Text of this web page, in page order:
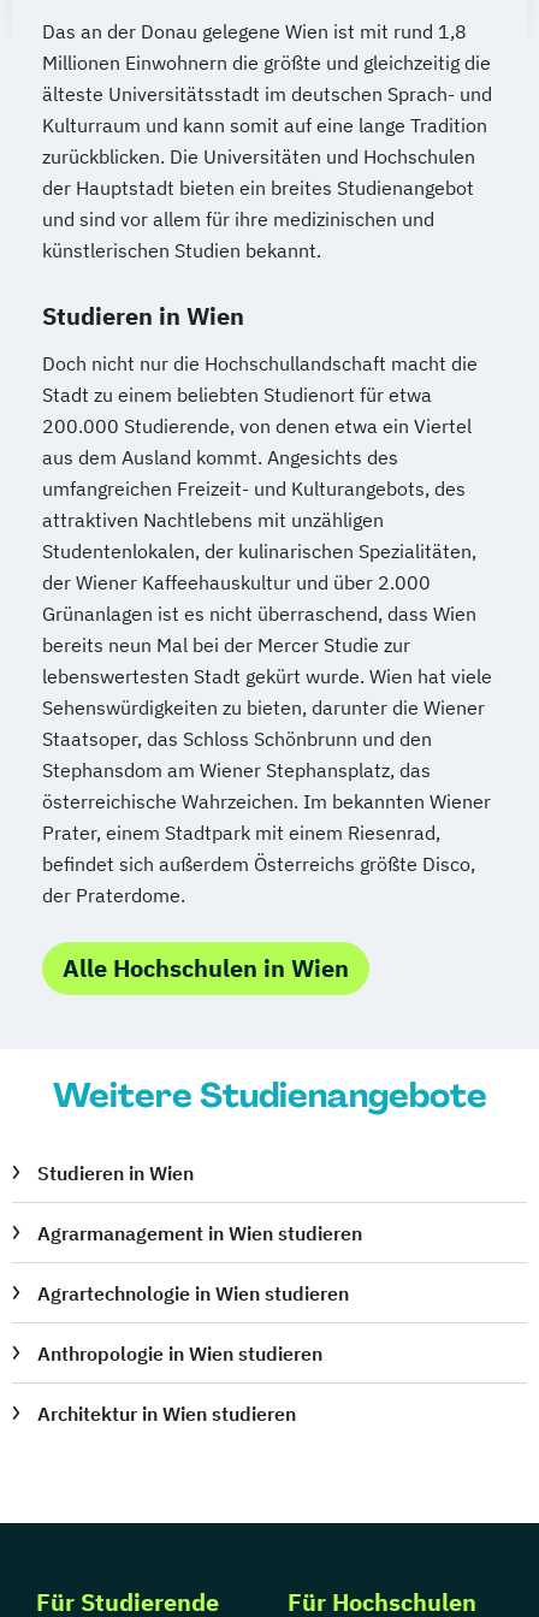
Internationale Entwicklung
Internationale Rechtswissenschaften
Islamisch-Theologische Studien
Italienisch (Lehramt)
Japanologie
Judaistik
Kartographie und Geoinformation
Katholische Religion (Lehramt)
Klassische Philologie Koreanologie
Südasien
Kultur- und Sozialanthropologie
Kunstgeschichte Latein (Lehramt)
Lebensmittelchemie Mathematik
Mathematik (Lehramt)
Medieninformatik
Meteorologie Meteorologie
Middle European interdisciplinary master's
programme in Cognitive Science
(MEi:CogSci)
Molekulare Biologie
Molekulare Mikrobiologie
Mikrobielle Ökologie und Immunbiologie
Musikwissenschaft
Naturschutz und
Pflegewissenschaft Pharmazie
Physik Physik (Lehramt)
Polnisch (Lehramt)
Psychologie und Philosophie (Lehramt)
Publizistik- und
Publizistik- und
Kommunikationswissenschaft
Raumforschung und Raumordnung
Rechtswissenschaften
Religionspädagogik
Russisch (Lehramt)
Skandinavistik
Slawistik
Slawistik
Das an der Donau gelegene Wien ist mit rund 1,8
Millionen Einwohnern die größte und gleichzeitig die
älteste Universitätsstadt im deutschen Sprach- und
Kulturraum und kann somit auf eine lange Tradition
zurückblicken. Die Universitäten und Hochschulen
der Hauptstadt bieten ein breites Studienangebot
und sind vor allem für ihre medizinischen und
künstlerischen Studien bekannt.
Studieren in Wien
Doch nicht nur die Hochschullandschaft macht die
Stadt zu einem beliebten Studienort für etwa
200.000 Studierende, von denen etwa ein Viertel
aus dem Ausland kommt. Angesichts des
umfangreichen Freizeit- und Kulturangebots, des
attraktiven Nachtlebens mit unzähligen
Studentenlokalen, der kulinarischen Spezialitäten,
der Wiener Kaffeehauskultur und über 2.000
Grünanlagen ist es nicht überraschend, dass Wien
bereits neun Mal bei der Mercer Studie zur
lebenswertesten Stadt gekürt wurde. Wien hat viele
Sehenswürdigkeiten zu bieten, darunter die Wiener
Staatsoper, das Schloss Schönbrunn und den
Stephansdom am Wiener Stephansplatz, das
österreichische Wahrzeichen. Im bekannten Wiener
Prater, einem Stadtpark mit einem Riesenrad,
befindet sich außerdem Österreichs größte Disco,
der Praterdome.
Alle Hochschulen in Wien
Weitere Studienangebote
Studieren in Wien
Agrarmanagement in Wien studieren
Agrartechnologie in Wien studieren
Anthropologie in Wien studieren
Architektur in Wien studieren
Für Studierende Für Hochschulen